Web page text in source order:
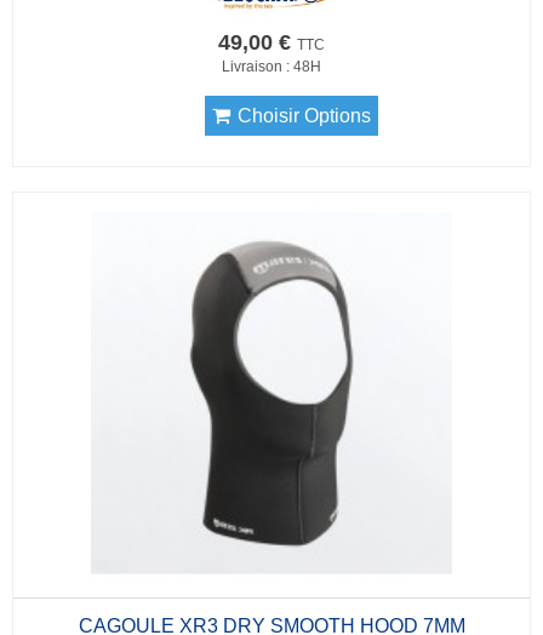
49,00 € TTC
Livraison : 48H
Choisir Options
CAGOULE XR3 DRY SMOOTH HOOD 7MM